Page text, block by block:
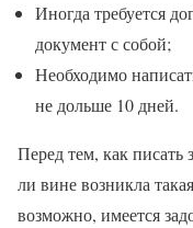
Иногда требуется
документ с собой;
Необходимо
не дольше 10 дней.
Перед тем, как писать
ли вине возникла
возможно, имеется